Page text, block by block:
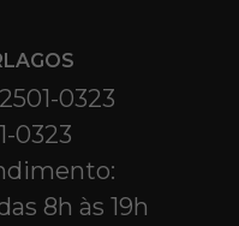
0323
0323
8h às 19h